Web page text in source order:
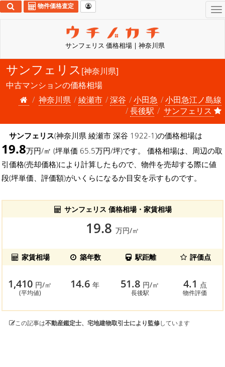
サンフェリス 価格相場 | 神奈川県
物件価格査定
サンフェリス [神奈川県]
中古マンションの価格相場
神奈川県
綾瀬市 深谷 小田急
小田急江ノ島線
長後駅
サンフェリス
サンフェリス(神奈川県 綾瀬市 深谷 1922-1)の価格相場は
19.8万円/㎡ (坪単価 65.5万円/坪)です。 価格相場は、周辺の取
引価格(売却価格)により計算したもので、物件を売却する際に値
段(坪単価、評価額)がいくらになるか目安を示すものです。
サンフェリス 価格相場・家賃相場
19.8 万円/㎡
家賃相場 築年数 駅距離 評価点
1,410 円/㎡
(平均値)
14.6年 51.8 円/㎡
長後駅
4.1 点
物件評価
この記事は不動産鑑定士、宅地建物取引士により監修しています